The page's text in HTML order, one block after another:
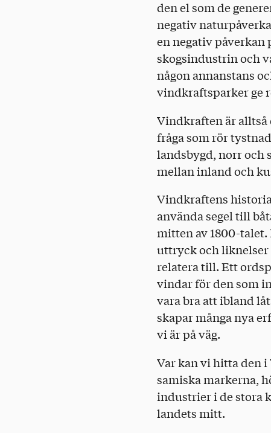
den el som de
negativ
en negativ
skogsindustrin och
någon annanstans
vindkraftsparker ge
Vindkraften är alltså
fråga som rör
landsbygd, norr och
mellan inland och
Vindkraftens
använda segel till
mitten av 1800-
uttryck och liknelser
relatera till. Ett
vindar för den som
vara bra att ibland
skapar många nya
vi är på väg.
Var kan vi hitta den
samiska markerna,
industrier i de stora
landets mitt.